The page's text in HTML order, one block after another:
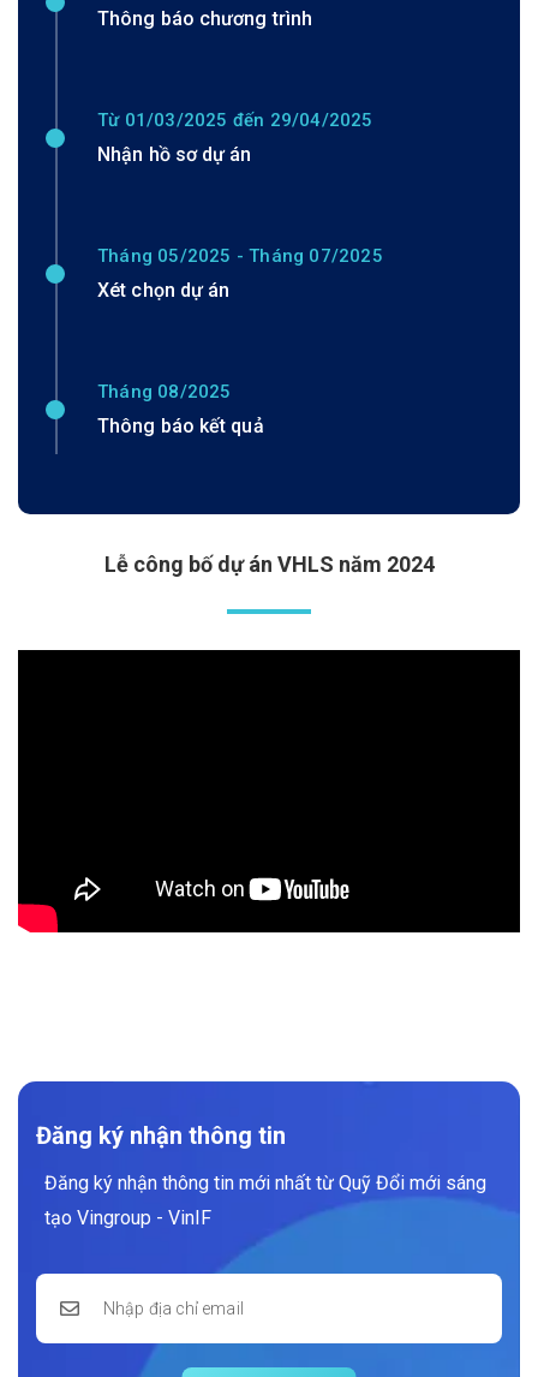
Thông báo chương trình
Từ 01/03/2025 đến 29/04/2025
Nhận hồ sơ dự án
Tháng 05/2025 - Tháng 07/2025
Xét chọn dự án
Tháng 08/2025
Thông báo kết quả
Lễ công bố dự án VHLS năm 2024
Đăng ký nhận thông tin
Đăng ký nhận thông tin mới nhất từ Quỹ Đổi mới sáng
tạo Vingroup - VinIF